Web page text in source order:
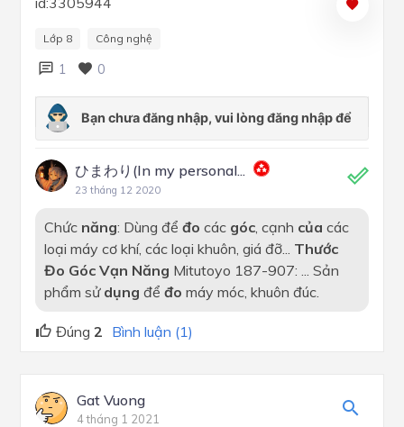
Lớp 8 Công nghệ
1 0
ひまわり(In my personal...
23 tháng 12 2020
Chức năng: Dùng để đo các góc, cạnh của các
loại máy cơ khí, các loại khuôn, giá đỡ... Thước
Đo Góc Vạn Năng Mitutoyo 187-907: ... Sản
phẩm sử dụng để đo máy móc, khuôn đúc.
Đúng 2 Bình luận (1)
Gat Vuong
4 tháng 1 2021